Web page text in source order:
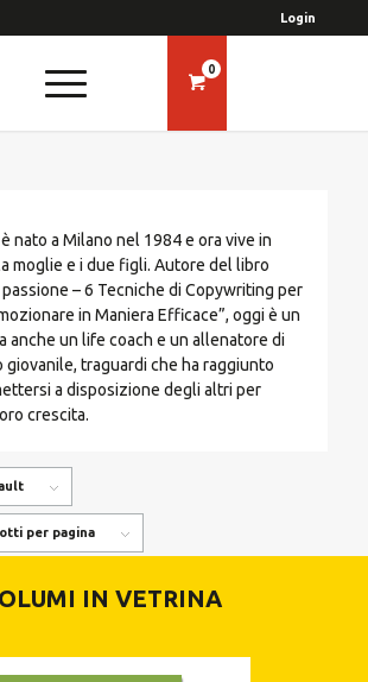
Login
0
nato a Milano nel 1984 e ora vive in
moglie e i due figli. Autore del libro
– 6 Tecniche di Copywriting per
in Maniera Efficace”, oggi è un
anche un life coach e un allenatore di
giovanile, traguardi che ha raggiunto
a disposizione degli altri per
crescita.
per pagina
IN VETRINA